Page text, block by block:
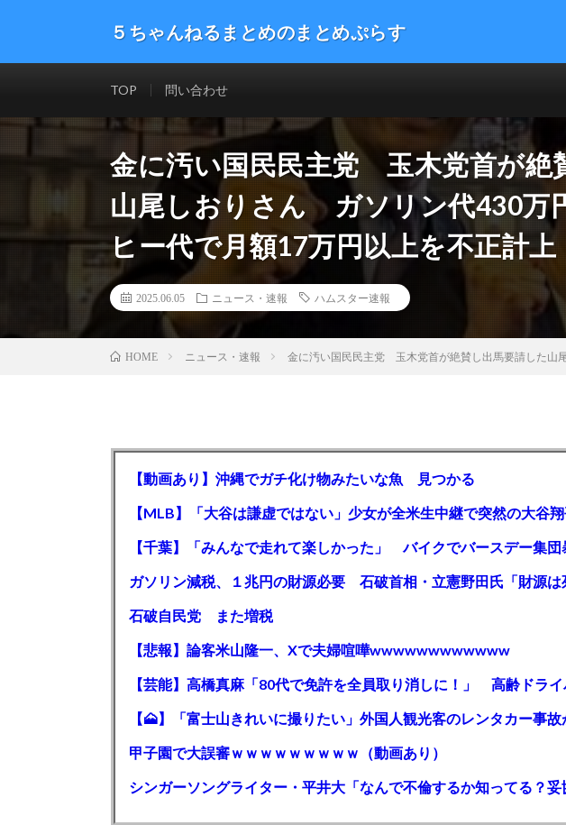
５ちゃんねるまとめのまとめぷらす
した。ネタ・速報 エンタメ 生活 趣味 漫画アニメ ゲーム サイエンス マネー 海外の反応
TOP 問い合わせ
金に汚い国民民主党 玉木党首が絶
山尾しおりさん ガソリン代430万
ヒー代で月額17万円以上を不正計上
2025.06.05 ニュース・速報 ハムスター速報
HOME ニュース・速報 金に汚い国民民主党 玉木党首が絶賛し出馬要請した山
【動画あり】沖縄でガチ化け物みたいな魚 見つかる
石破自民党 また増税
【悲報】論客米山隆一、Xで夫婦喧嘩wwwwwwwwwwww
甲子園で大誤審ｗｗｗｗｗｗｗｗｗ（動画あり）